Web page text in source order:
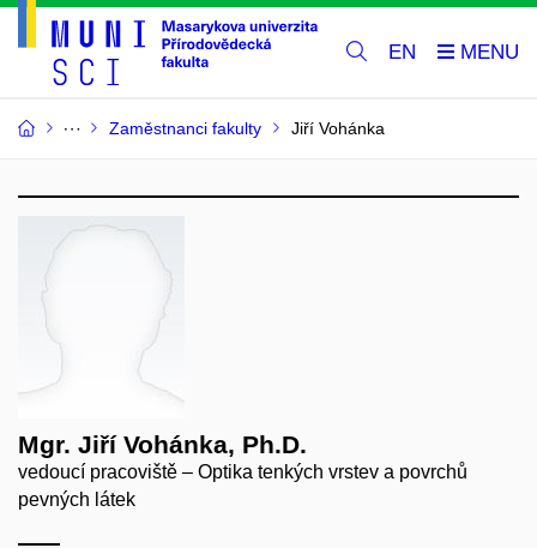
EN
Zaměstnanci fakulty Jiří Vohánka
Mgr. Jiří Vohánka, Ph.D.
vedoucí pracoviště – Optika tenkých vrstev a povrchů
pevných látek